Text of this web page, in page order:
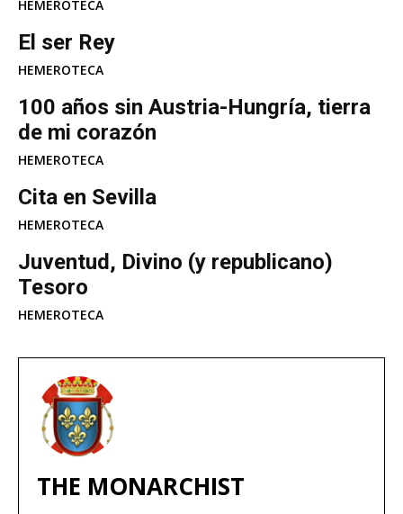
HEMEROTECA
El ser Rey
HEMEROTECA
100 años sin Austria-Hungría, tierra
de mi corazón
HEMEROTECA
Cita en Sevilla
HEMEROTECA
Juventud, Divino (y republicano)
Tesoro
HEMEROTECA
THE MONARCHIST